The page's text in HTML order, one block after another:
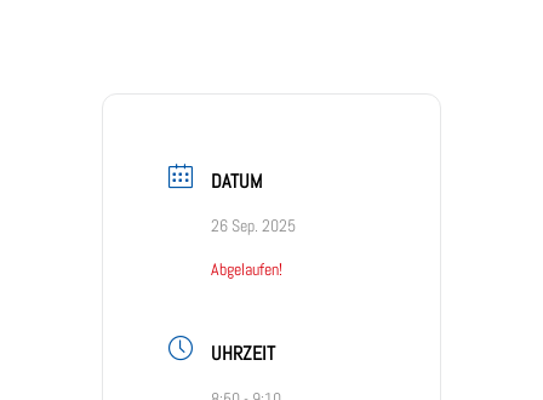
DATUM
26 Sep. 2025
Abgelaufen!
UHRZEIT